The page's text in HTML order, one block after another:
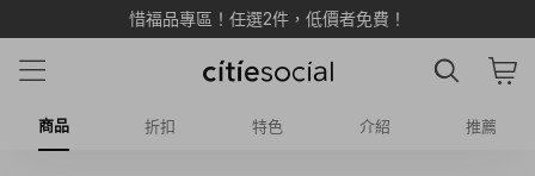
惜福品專區！任選2件，低價者免費！
商品 折扣 特色 介紹 推薦